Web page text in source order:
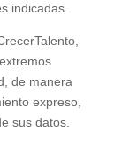
indicadas.
de manera
expreso,
sus datos.